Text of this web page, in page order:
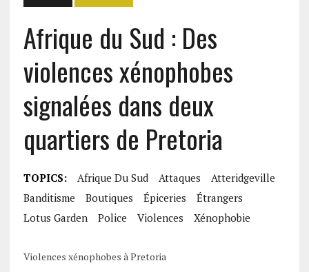
Afrique du Sud : Des
violences xénophobes
signalées dans deux
quartiers de Pretoria
TOPICS: Afrique Du Sud Attaques
Atteridgeville
Banditisme
Boutiques Épiceries
Étrangers
Lotus Garden
Police Violences Xénophobie
Violences xénophobes à Pretoria